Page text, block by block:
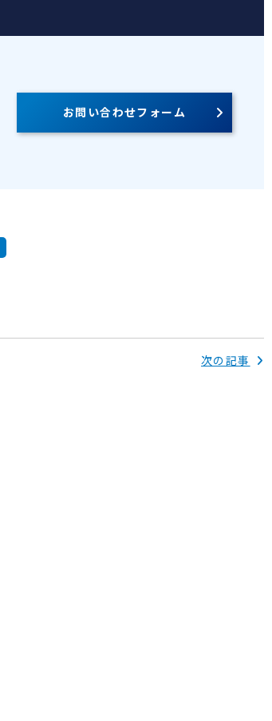
お問い合わせフォーム
次の記事